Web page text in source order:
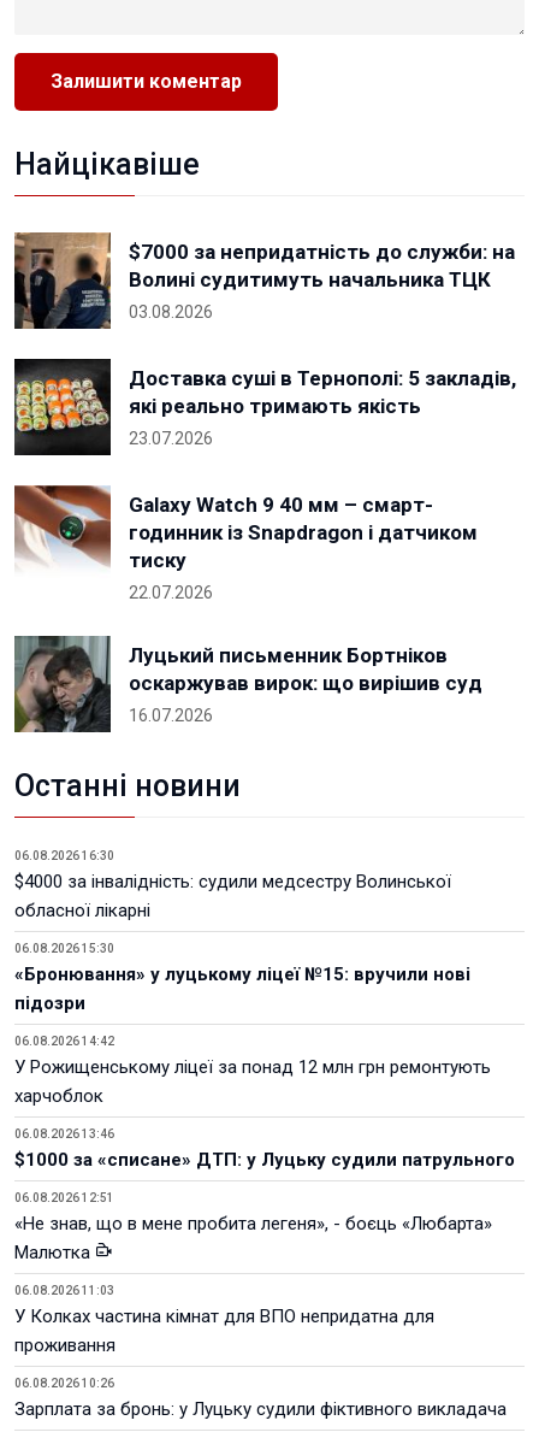
Найцікавіше
$7000 за непридатність до служби: на
Волині судитимуть начальника ТЦК
03.08.2026
Доставка суші в Тернополі: 5 закладів,
які реально тримають якість
23.07.2026
Galaxy Watch 9 40 мм – смарт-
годинник із Snapdragon і датчиком
тиску
22.07.2026
Луцький письменник Бортніков
оскаржував вирок: що вирішив суд
16.07.2026
Останні новини
06.08.2026 16:30
$4000 за інвалідність: судили медсестру Волинської
обласної лікарні
06.08.2026 15:30
«Бронювання» у луцькому ліцеї №15: вручили нові
підозри
06.08.2026 14:42
У Рожищенському ліцеї за понад 12 млн грн ремонтують
харчоблок
06.08.2026 13:46
$1000 за «списане» ДТП: у Луцьку судили патрульного
06.08.2026 12:51
«Не знав, що в мене пробита легеня», - боєць «Любарта»
Малютка
06.08.2026 11:03
У Колках частина кімнат для ВПО непридатна для
проживання
06.08.2026 10:26
Зарплата за бронь: у Луцьку судили фіктивного викладача